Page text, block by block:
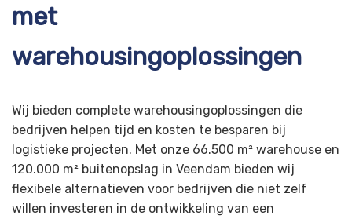
met
warehousingoplossingen
Wij bieden complete warehousingoplossingen die
bedrijven helpen tijd en kosten te besparen bij
logistieke projecten. Met onze 66.500 m² warehouse en
120.000 m² buitenopslag in Veendam bieden wij
flexibele alternatieven voor bedrijven die niet zelf
willen investeren in de ontwikkeling van een